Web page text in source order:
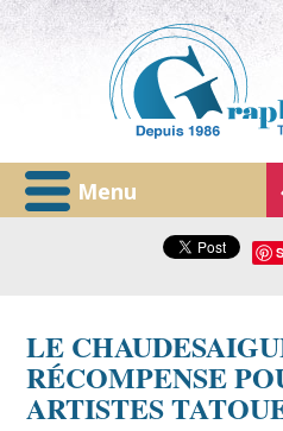
Menu
LE
RÉCOMPENSE
ARTISTES